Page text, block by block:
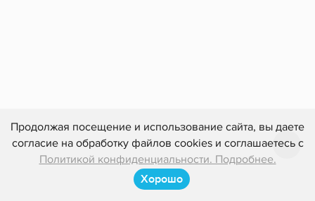
Продолжая посещение и использование сайта, вы даете
согласие на обработку файлов cookies и соглашаетесь с
Политикой конфиденциальности. Подробнее.
Хорошо